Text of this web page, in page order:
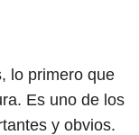
lo primero que
Es uno de los
y obvios.